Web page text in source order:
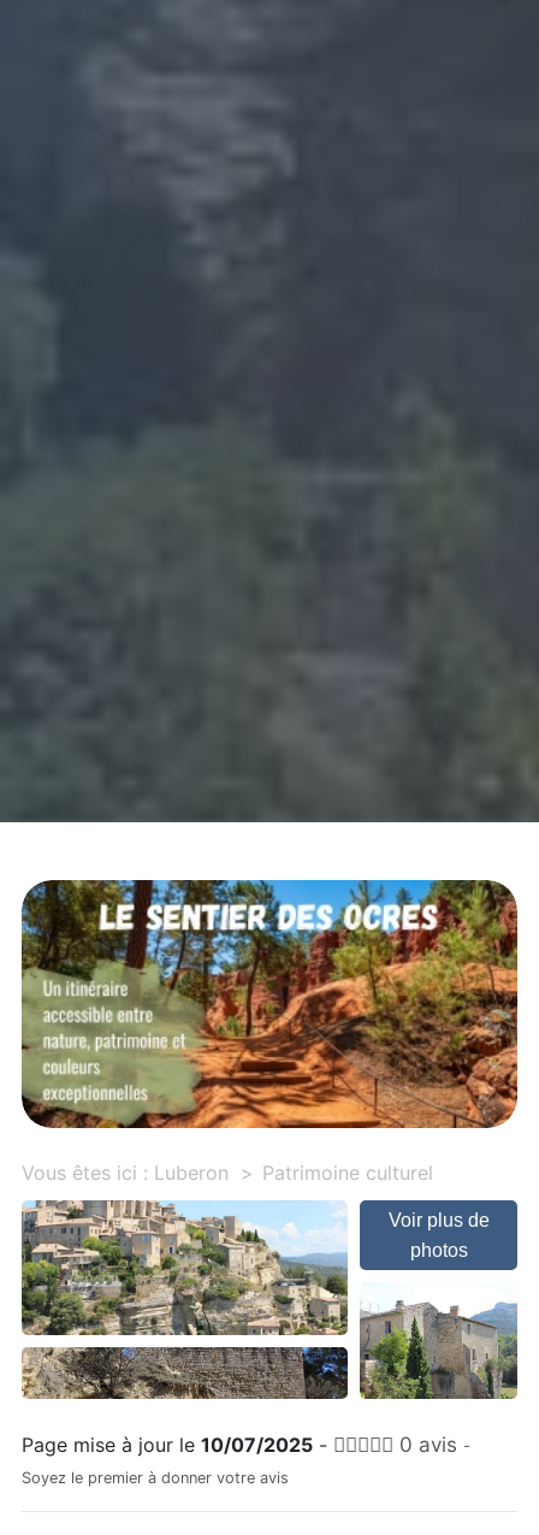
Vous êtes ici : Luberon Patrimoine culturel
Voir plus de
photos
Page mise à jour le 10/07/2025- 0 avis -
Soyez le premier à donner votre avis